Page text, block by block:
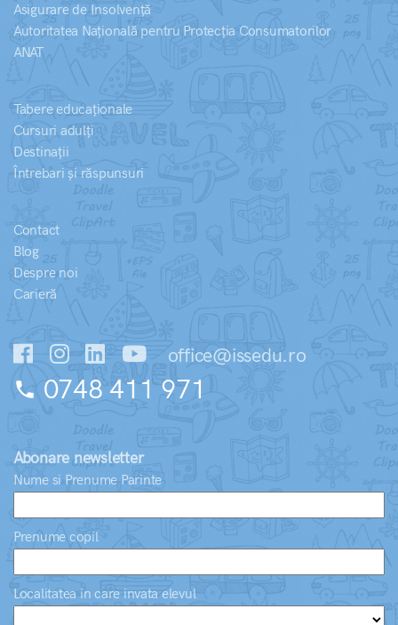
Asigurare de Insolvență
Autoritatea Națională pentru Protecția Consumatorilor
ANAT
Tabere educaționale
Cursuri adulți
Destinații
Întrebari și răspunsuri
Contact
Blog
Despre noi
Carieră
office@issedu.ro
phone 0748 411 971
Abonare newsletter
Nume si Prenume Parinte
Prenume copil
Localitatea in care invata elevul